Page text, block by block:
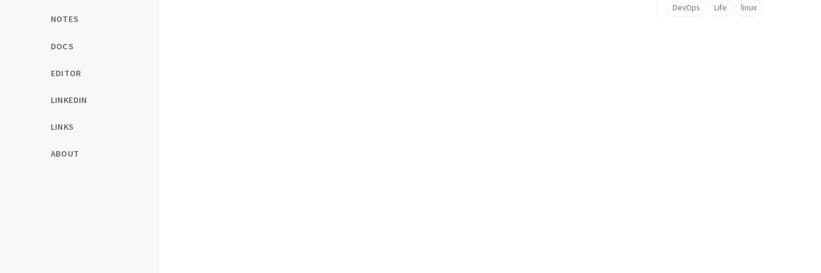
NOTES
DOCS
EDITOR
LINKEDIN
LINKS
ABOUT
DevOps Life linux